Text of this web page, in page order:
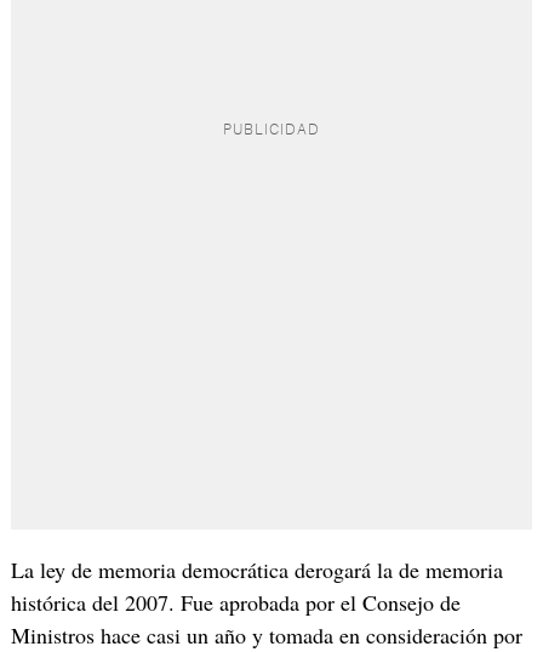
La ley de memoria democrática derogará la de memoria
histórica del 2007. Fue aprobada por el Consejo de
Ministros hace casi un año y tomada en consideración por